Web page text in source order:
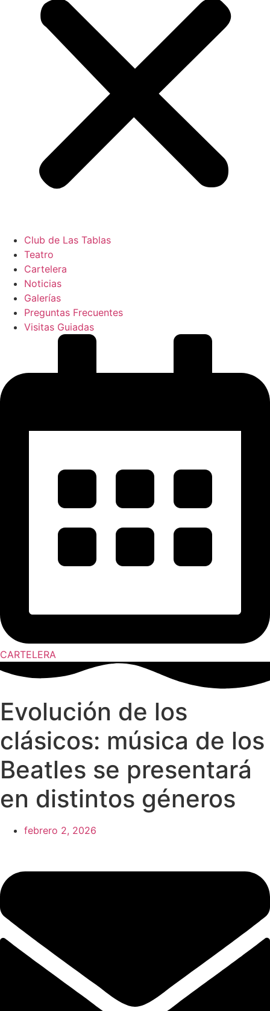
Club de Las Tablas
Teatro
Cartelera
Noticias
Galerías
Preguntas Frecuentes
Visitas Guiadas
CARTELERA
Evolución de los
clásicos: música de los
Beatles se presentará
en distintos géneros
febrero 2, 2026